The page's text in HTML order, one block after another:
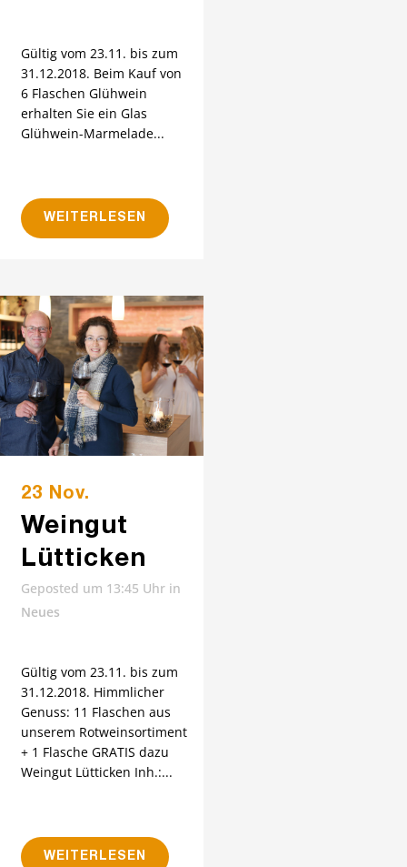
Gültig vom 23.11. bis zum
31.12.2018. Beim Kauf von
6 Flaschen Glühwein
erhalten Sie ein Glas
Glühwein-Marmelade...
WEITERLESEN
23 Nov.
Weingut
Lütticken
Geposted um 13:45 Uhr in
Neues
Gültig vom 23.11. bis zum
31.12.2018. Himmlicher
Genuss: 11 Flaschen aus
unserem Rotweinsortiment
+ 1 Flasche GRATIS dazu
Weingut Lütticken Inh.:...
WEITERLESEN